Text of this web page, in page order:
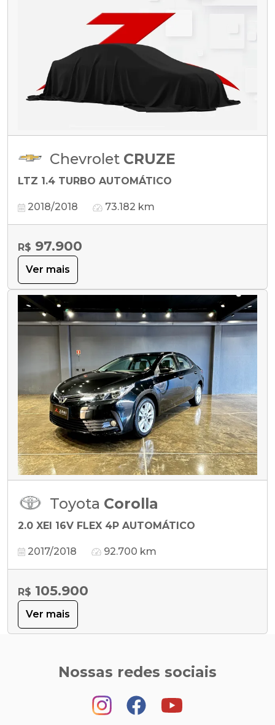
Chevrolet CRUZE
LTZ 1.4 TURBO AUTOMÁTICO
2018/2018 73.182 km
R$ 97.900
Ver mais
Toyota Corolla
2.0 XEI 16V FLEX 4P AUTOMÁTICO
2017/2018 92.700 km
R$ 105.900
Ver mais
Nossas redes sociais